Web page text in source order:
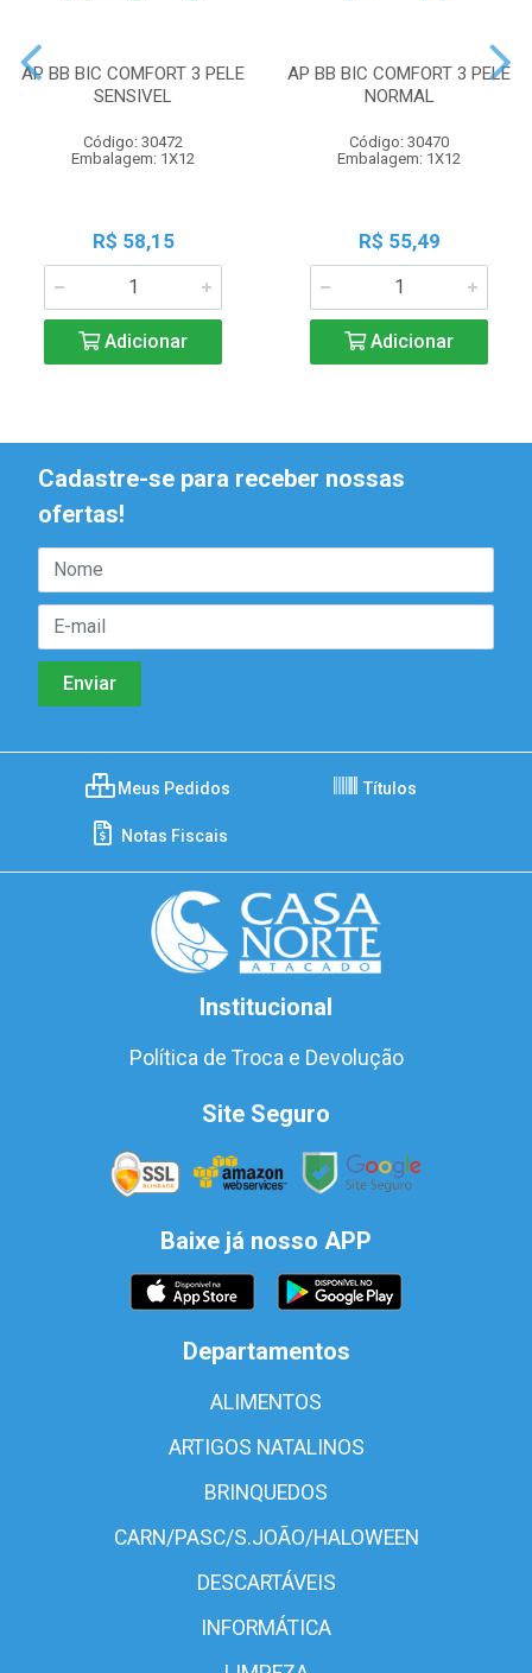
AP BB BIC COMFORT 3 PELE
SENSIVEL
Código: 30472
Embalagem: 1X12
R$ 58,15
Adicionar
AP BB BIC COMFORT 3 PELE
NORMAL
Código: 30470
Embalagem: 1X12
R$ 55,49
Adicionar
Cadastre-se para receber nossas
ofertas!
Meus Pedidos Títulos
Notas Fiscais
Institucional
Política de Troca e Devolução
Site Seguro
Baixe já nosso APP
Departamentos
ALIMENTOS
ARTIGOS NATALINOS
BRINQUEDOS
CARN/PASC/S.JOÃO/HALOWEEN
DESCARTÁVEIS
INFORMÁTICA